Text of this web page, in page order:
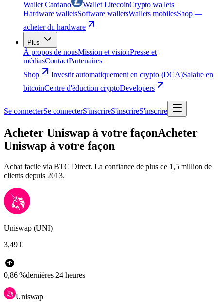
Wallet Cardano
Wallet LitecoinCrypto wallets
Hardware walletsSoftware walletsWallets mobilesShop —
acheter du hardware
Plus
À propos de nousMission et visionPresse et
médiasContactPartenaires
Shop
Investir automatiquement en crypto (DCA)Salaire en
bitcoinCentre d'éduction cryptoDevelopers
Se connecterSe connecterS'inscrireS'inscrireS'inscrire
Acheter Uniswap à votre façonAcheter
Uniswap à votre façon
Achat facile via BTC Direct. La confiance de plus de 1,5 million de
clients depuis 2013.
Uniswap (UNI)
3,49 €
0,86 %dernières 24 heures
Uniswap